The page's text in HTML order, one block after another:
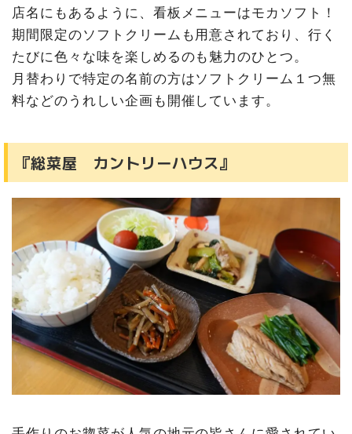
店名にもあるように、看板メニューはモカソフト！
期間限定のソフトクリームも用意されており、行く
たびに色々な味を楽しめるのも魅力のひとつ。
月替わりで特定の名前の方はソフトクリーム１つ無
料などのうれしい企画も開催しています。
『総菜屋 カントリーハウス』